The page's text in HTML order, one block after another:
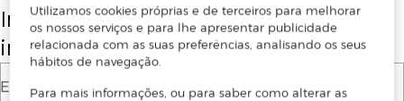
Insira o seu email para se registar ou
iniciar sessão.
E-mail
Utilizamos cookies próprias e de terceiros para melhorar
os nossos serviços e para lhe apresentar publicidade
relacionada com as suas preferências, analisando os seus
hábitos de navegação.
Para mais informações, ou para saber como alterar as